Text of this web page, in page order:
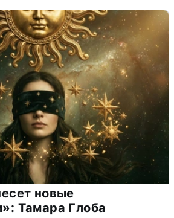
новые
Тамара Глоба